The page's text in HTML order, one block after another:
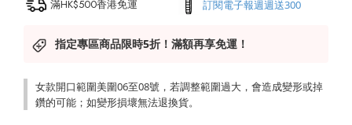
滿HK$500香港免運
訂閱電子報週週送300
指定專區商品限時5折！滿額再享免運！
女款開口範圍美圍06至08號，若調整範圍過大，會造成變形或掉
鑽的可能；如變形損壞無法退換貨。